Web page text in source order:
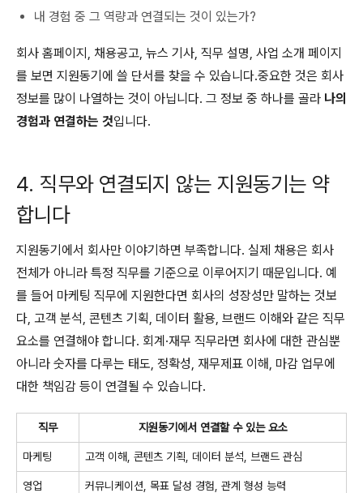
내 경험 중 그 역량과 연결되는 것이 있는가?
회사 홈페이지, 채용공고, 뉴스 기사, 직무 설명, 사업 소개 페이지
를 보면 지원동기에 쓸 단서를 찾을 수 있습니다.중요한 것은 회사
정보를 많이 나열하는 것이 아닙니다. 그 정보 중 하나를 골라 나의
경험과 연결하는 것입니다.
4. 직무와 연결되지 않는 지원동기는 약
합니다
지원동기에서 회사만 이야기하면 부족합니다. 실제 채용은 회사
전체가 아니라 특정 직무를 기준으로 이루어지기 때문입니다. 예
를 들어 마케팅 직무에 지원한다면 회사의 성장성만 말하는 것보
다, 고객 분석, 콘텐츠 기획, 데이터 활용, 브랜드 이해와 같은 직무
요소를 연결해야 합니다. 회계·재무 직무라면 회사에 대한 관심뿐
아니라 숫자를 다루는 태도, 정확성, 재무제표 이해, 마감 업무에
대한 책임감 등이 연결될 수 있습니다.
직무 지원동기에서 연결할 수 있는 요소
마케팅 고객 이해, 콘텐츠 기획, 데이터 분석, 브랜드 관심
영업 커뮤니케이션, 목표 달성 경험, 관계 형성 능력